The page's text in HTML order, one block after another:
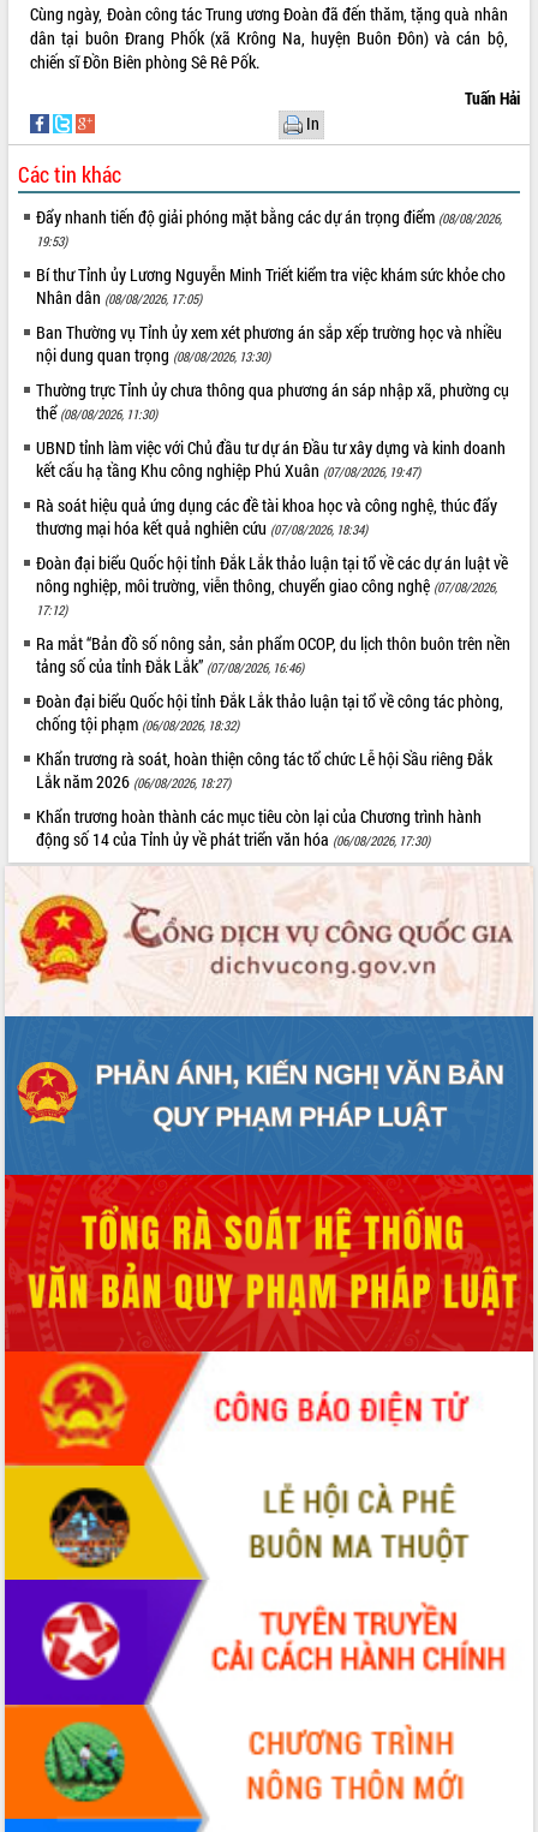
Cùng ngày, Đoàn công tác Trung ương Đoàn đã đến thăm, tặng quà nhân
dân tại buôn Đrang Phốk (xã Krông Na, huyện Buôn Đôn) và cán bộ,
chiến sĩ Đồn Biên phòng Sê Rê Pốk.
Tuấn Hải
In
Các tin khác
Đẩy nhanh tiến độ giải phóng mặt bằng các dự án trọng điểm (08/08/2026,
19:53)
Bí thư Tỉnh ủy Lương Nguyễn Minh Triết kiểm tra việc khám sức khỏe cho
Nhân dân (08/08/2026, 17:05)
Ban Thường vụ Tỉnh ủy xem xét phương án sắp xếp trường học và nhiều
nội dung quan trọng (08/08/2026, 13:30)
Thường trực Tỉnh ủy chưa thông qua phương án sáp nhập xã, phường cụ
thể (08/08/2026, 11:30)
UBND tỉnh làm việc với Chủ đầu tư dự án Đầu tư xây dựng và kinh doanh
kết cấu hạ tầng Khu công nghiệp Phú Xuân (07/08/2026, 19:47)
Rà soát hiệu quả ứng dụng các đề tài khoa học và công nghệ, thúc đẩy
thương mại hóa kết quả nghiên cứu (07/08/2026, 18:34)
Đoàn đại biểu Quốc hội tỉnh Đắk Lắk thảo luận tại tổ về các dự án luật về
nông nghiệp, môi trường, viễn thông, chuyển giao công nghệ (07/08/2026,
17:12)
Ra mắt “Bản đồ số nông sản, sản phẩm OCOP, du lịch thôn buôn trên nền
tảng số của tỉnh Đắk Lắk” (07/08/2026, 16:46)
Đoàn đại biểu Quốc hội tỉnh Đắk Lắk thảo luận tại tổ về công tác phòng,
chống tội phạm (06/08/2026, 18:32)
Khẩn trương rà soát, hoàn thiện công tác tổ chức Lễ hội Sầu riêng Đắk
Lắk năm 2026 (06/08/2026, 18:27)
Khẩn trương hoàn thành các mục tiêu còn lại của Chương trình hành
động số 14 của Tỉnh ủy về phát triển văn hóa (06/08/2026, 17:30)